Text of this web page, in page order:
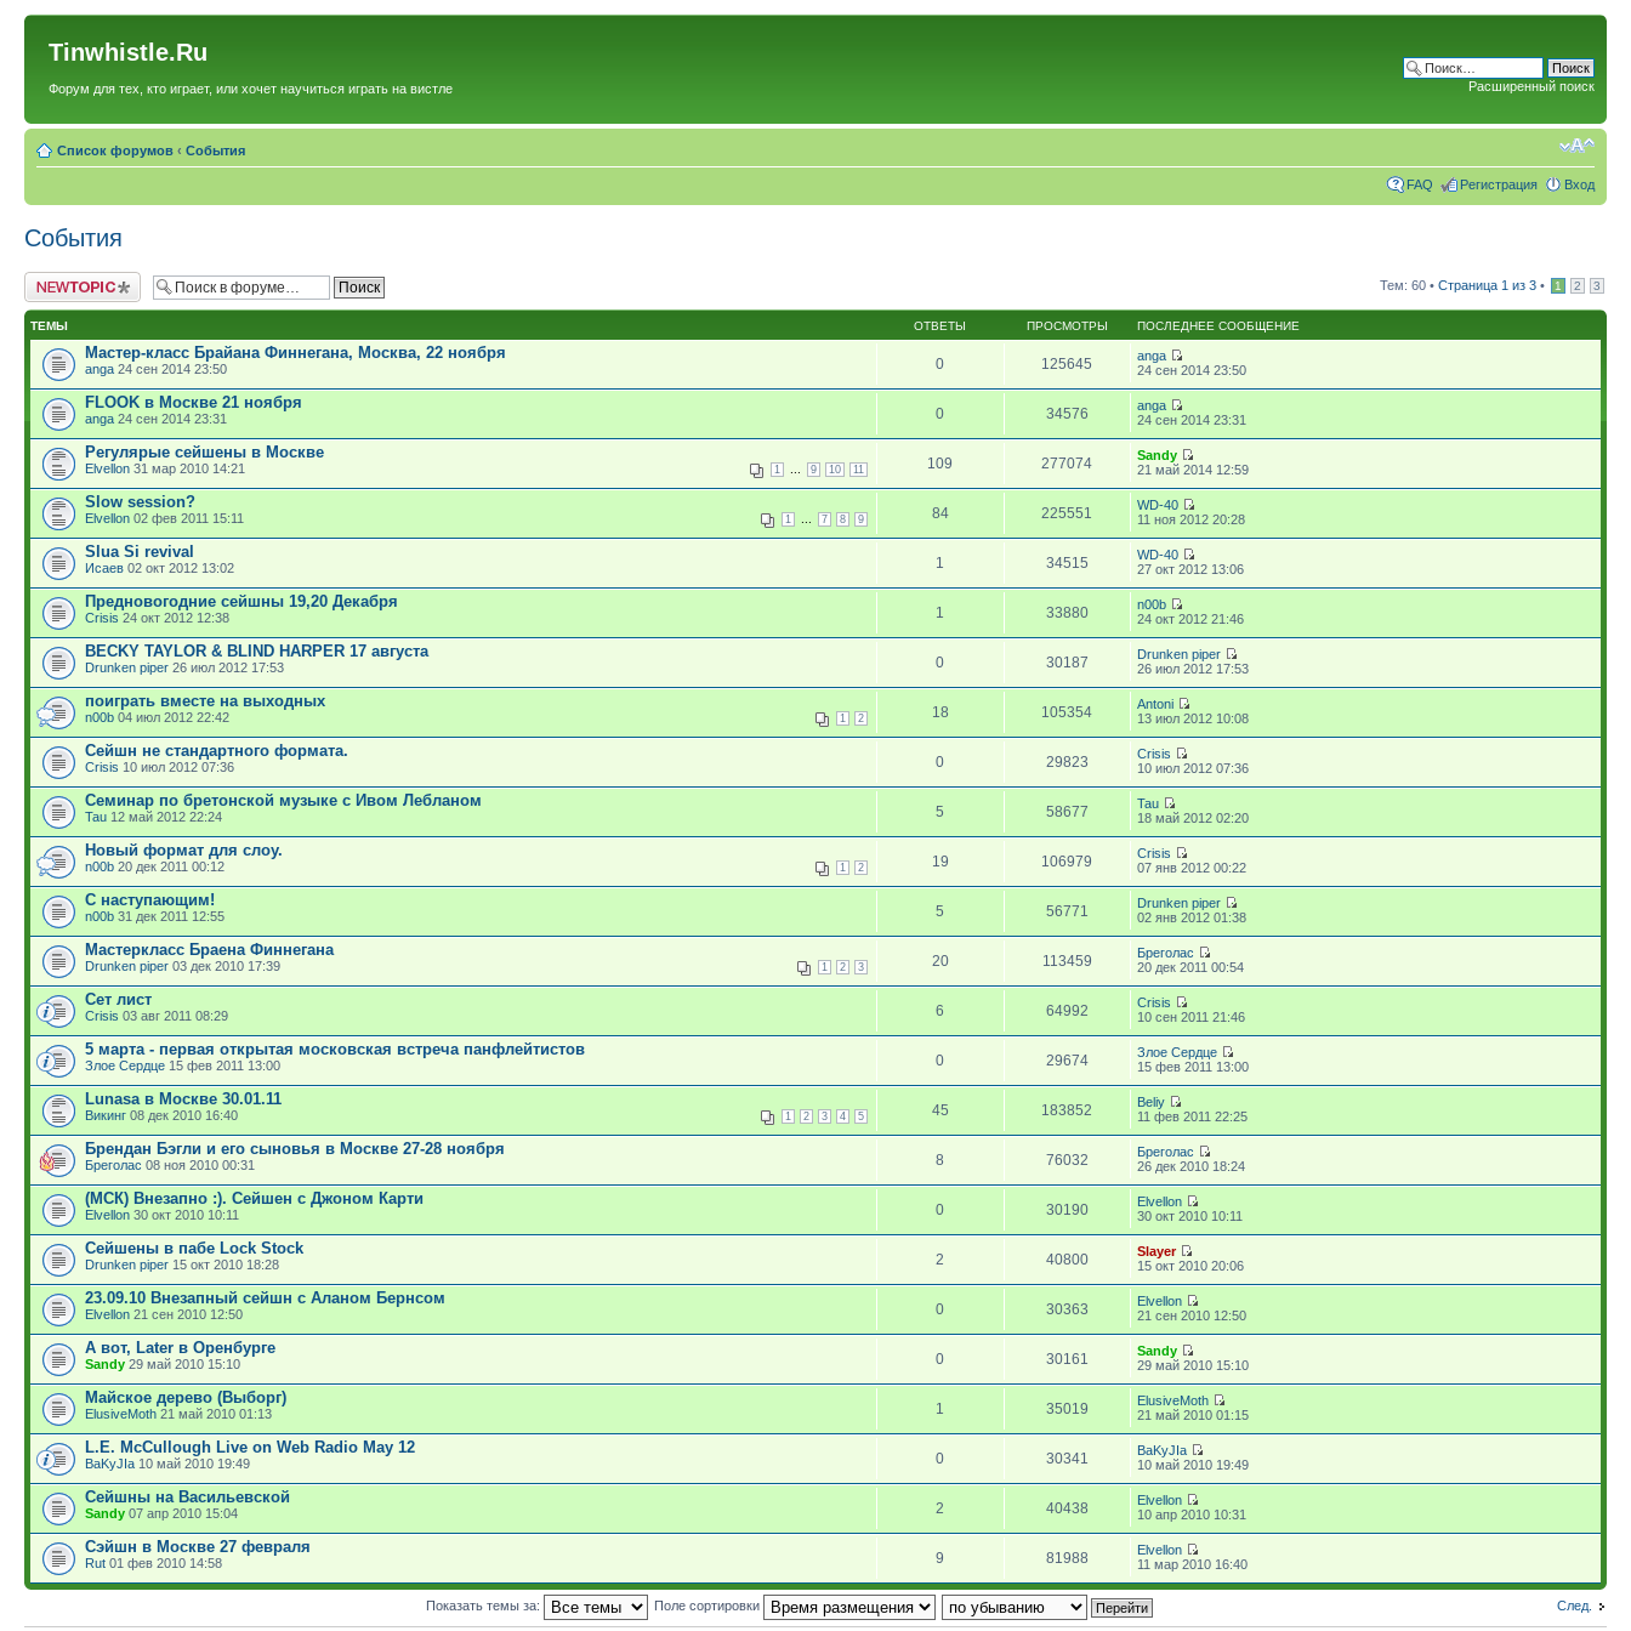
Tinwhistle.Ru
Форум для тех, кто играет, или хочет научиться играть на вистле Расширенный поиск
Список форумов ‹ События
FAQ Регистрация Вход
События
Новая тема Тем: 60 • Страница 1 из 3 • 1 2 3
ТЕМЫ ОТВЕТЫ ПРОСМОТРЫ ПОСЛЕДНЕЕ СООБЩЕНИЕ
Мастер-класс Брайана Финнегана, Москва, 22 ноября
anga 24 сен 2014 23:50 0 125645
anga
24 сен 2014 23:50
FLOOK в Москве 21 ноября
anga 24 сен 2014 23:31 0 34576
anga
24 сен 2014 23:31
Регулярые сейшены в Москве
1 9 10 11
Elvellon 31 мар 2010 14:21 109 277074
Sandy
21 май 2014 12:59
Slow session?
1 7 8 9
Elvellon 02 фев 2011 15:11 84 225551
WD-40
11 ноя 2012 20:28
Slua Si revival
Исаев 02 окт 2012 13:02 1 34515
WD-40
27 окт 2012 13:06
Предновогодние сейшны 19,20 Декабря
Crisis 24 окт 2012 12:38 1 33880
n00b
24 окт 2012 21:46
BECKY TAYLOR & BLIND HARPER 17 августа
Drunken piper 26 июл 2012 17:53 0 30187
Drunken piper
26 июл 2012 17:53
поиграть вместе на выходных
1 2
n00b 04 июл 2012 22:42 18 105354
Antoni
13 июл 2012 10:08
Сейшн не стандартного формата.
Crisis 10 июл 2012 07:36 0 29823
Crisis
10 июл 2012 07:36
Семинар по бретонской музыке с Ивом Лебланом
Tau 12 май 2012 22:24 5 58677
Tau
18 май 2012 02:20
Новый формат для слоу.
1 2
n00b 20 дек 2011 00:12 19 106979
Crisis
07 янв 2012 00:22
С наступающим!
n00b 31 дек 2011 12:55 5 56771
Drunken piper
02 янв 2012 01:38
Мастеркласс Браена Финнегана
1 2 3
Drunken piper 03 дек 2010 17:39 20 113459
Бреголас
20 дек 2011 00:54
Сет лист
Crisis 03 авг 2011 08:29 6 64992
Crisis
10 сен 2011 21:46
5 марта - первая открытая московская встреча панфлейтистов
Злое Сердце 15 фев 2011 13:00 0 29674
Злое Сердце
15 фев 2011 13:00
Lunasa в Москве 30.01.11
1 2 3 4 5
Викинг 08 дек 2010 16:40 45 183852
Beliy
11 фев 2011 22:25
Брендан Бэгли и его сыновья в Москве 27-28 ноября
Бреголас 08 ноя 2010 00:31 8 76032
Бреголас
26 дек 2010 18:24
(МСК) Внезапно :). Сейшен с Джоном Карти
Elvellon 30 окт 2010 10:11 0 30190
Elvellon
30 окт 2010 10:11
Сейшены в пабе Lock Stock
Drunken piper 15 окт 2010 18:28 2 40800
Slayer
15 окт 2010 20:06
23.09.10 Внезапный сейшн c Аланом Бернсом
Elvellon 21 сен 2010 12:50 0 30363
Elvellon
21 сен 2010 12:50
А вот, Later в Оренбурге
Sandy 29 май 2010 15:10 0 30161
Sandy
29 май 2010 15:10
Майское дерево (Выборг)
ElusiveMoth 21 май 2010 01:13 1 35019
ElusiveMoth
21 май 2010 01:15
L.E. McCullough Live on Web Radio May 12
BaKyJIa 10 май 2010 19:49 0 30341
BaKyJIa
10 май 2010 19:49
Сейшны на Васильевской
Sandy 07 апр 2010 15:04 2 40438
Elvellon
10 апр 2010 10:31
Сэйшн в Москве 27 февраля
Rut 01 фев 2010 14:58 9 81988
Elvellon
11 мар 2010 16:40
След.
Показать темы за: Поле сортировки